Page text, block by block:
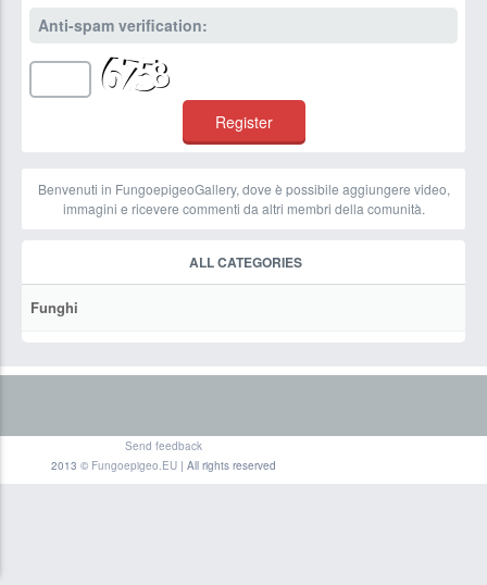
Anti-spam verification:
Benvenuti in FungoepigeoGallery, dove è possibile aggiungere video,
immagini e ricevere commenti da altri membri della comunità.
ALL CATEGORIES
Funghi
Send feedback
2013 © Fungoepigeo.EU| All rights reserved